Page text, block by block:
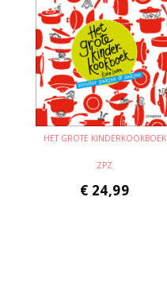
HET GROTE KINDERKOOKBOEK
ZPZ
€ 24,99